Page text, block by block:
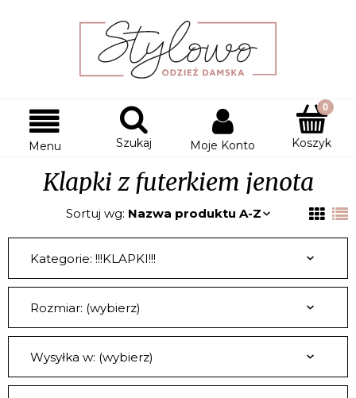
Menu Szukaj Moje Konto Koszyk
Klapki z futerkiem jenota
Sortuj wg: Nazwa produktu A-Z
Kategorie: !!!KLAPKI!!!
Rozmiar: (wybierz)
Wysyłka w: (wybierz)